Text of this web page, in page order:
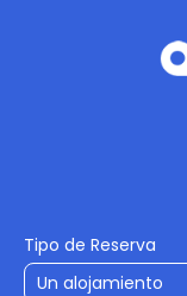
Tipo de Reserva